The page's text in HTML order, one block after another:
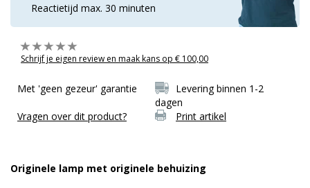
Reactietijd max. 30 minuten
Schrijf je eigen review en maak kans op € 100,00
Met 'geen gezeur' garantie
Levering binnen 1-2
dagen
Vragen over dit product?
Print artikel
Originele lamp met originele behuizing